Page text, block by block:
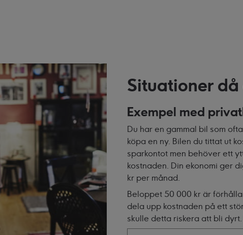
Situationer
Exempel med
Du har en gammal bil som
köpa en ny. Bilen du tittat ut
sparkontot men behöver ett
kostnaden. Din ekonomi ger
kr per månad.
Beloppet 50 000 kr är
dela upp kostnaden på ett
skulle detta riskera att bli